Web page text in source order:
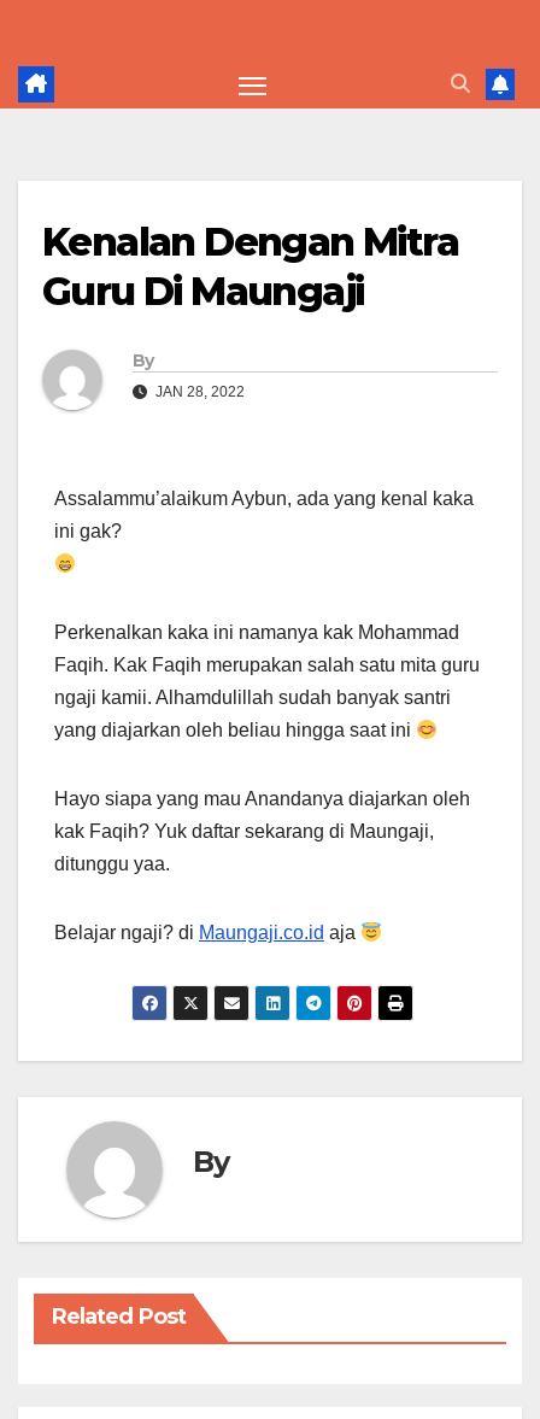
content
Kenalan Dengan Mitra
Guru Di Maungaji
By
JAN 28, 2022
Assalammu’alaikum Aybun, ada yang kenal kaka
ini gak?
Perkenalkan kaka ini namanya kak Mohammad
Faqih. Kak Faqih merupakan salah satu mita guru
ngaji kamii. Alhamdulillah sudah banyak santri
yang diajarkan oleh beliau hingga saat ini
Hayo siapa yang mau Anandanya diajarkan oleh
kak Faqih? Yuk daftar sekarang di Maungaji,
ditunggu yaa.
Belajar ngaji? di Maungaji.co.id aja
By
Related Post